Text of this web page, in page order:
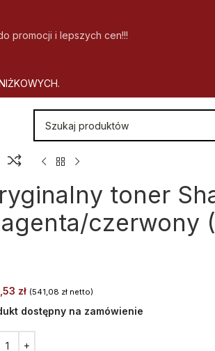
promocji i lepszych cen!!!
IŻKOWYCH.
toner
czerwony
zł (541,08 złnetto)
dostępny na zamówienie